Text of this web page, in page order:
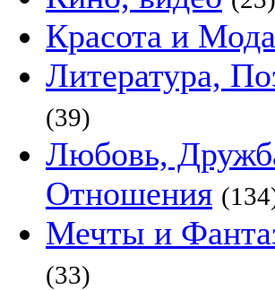
Красота и Мода
Литература,
(39)
Любовь,
Отношения
Мечты и
(33)